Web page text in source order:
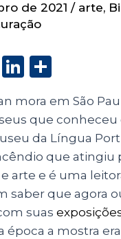
de 2021 / arte,
F
Li
k
e
dI
n
a
re
mora em São
que conheceu
da Língua
que atingiu
arte e é uma
saber que agora
suas
época a mostra